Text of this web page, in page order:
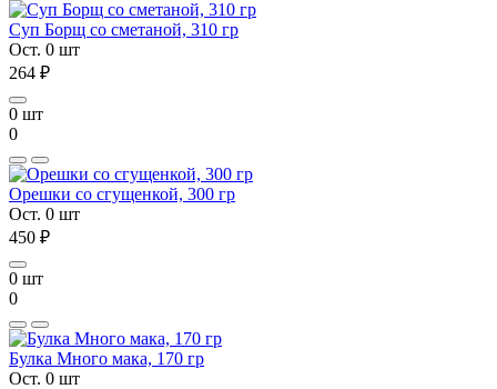
Суп Борщ со сметаной, 310 гр
Ост. 0 шт
264 ₽
0 шт
0
Орешки со сгущенкой, 300 гр
Ост. 0 шт
450 ₽
0 шт
0
Булка Много мака, 170 гр
Ост. 0 шт